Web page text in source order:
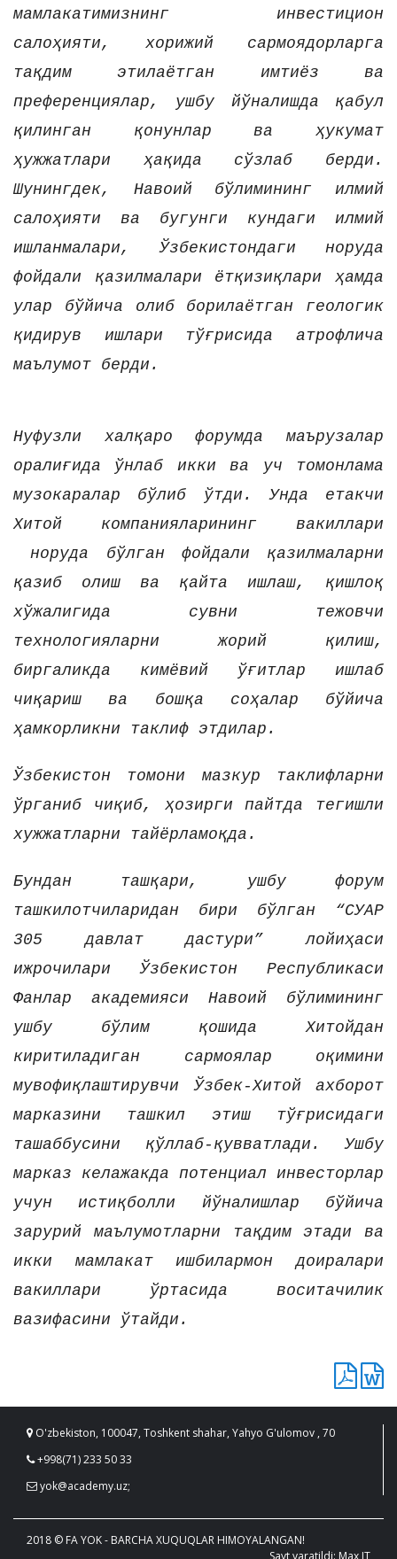
мамлакатимизнинг инвестицион
салоҳияти, хорижий сармоядорларга
тақдим этилаётган имтиёз ва
преференциялар, ушбу йўналишда қабул
қилинган қонунлар ва ҳукумат
ҳужжатлари ҳақида сўзлаб берди.
Шунингдек, Навоий бўлимининг илмий
салоҳияти ва бугунги кундаги илмий
ишланмалари, Ўзбекистондаги норуда
фойдали қазилмалари ётқизиқлари ҳамда
улар бўйича олиб борилаётган геологик
қидирув ишлари тўғрисида атрофлича
маълумот берди.
Нуфузли халқаро форумда маърузалар
оралиғида ўнлаб икки ва уч томонлама
музокаралар бўлиб ўтди. Унда етакчи
Хитой компанияларининг вакиллари
норуда бўлган фойдали қазилмаларни
қазиб олиш ва қайта ишлаш, қишлоқ
хўжалигида сувни тежовчи
технологияларни жорий қилиш,
биргаликда кимёвий ўғитлар ишлаб
чиқариш ва бошқа соҳалар бўйича
ҳамкорликни таклиф этдилар.
Ўзбекистон томони мазкур таклифларни
ўрганиб чиқиб, ҳозирги пайтда тегишли
хужжатларни тайёрламоқда.
Бундан ташқари, ушбу форум
ташкилотчиларидан бири бўлган “СУАР
305 давлат дастури” лойиҳаси
ижрочилари Ўзбекистон Республикаси
Фанлар академияси Навоий бўлимининг
ушбу бўлим қошида Хитойдан
киритиладиган сармоялар оқимини
мувофиқлаштирувчи Ўзбек-Хитой ахборот
марказини ташкил этиш тўғрисидаги
ташаббусини қўллаб-қувватлади. Ушбу
марказ келажакда потенциал инвесторлар
учун истиқболли йўналишлар бўйича
зарурий маълумотларни тақдим этади ва
икки мамлакат ишбилармон доиралари
вакиллари ўртасида воситачилик
вазифасини ўтайди.
O'zbekiston, 100047, Toshkent shahar, Yahyo G'ulomov , 70
+998(71) 233 50 33
yok@academy.uz;
2018 © FA YOK - BARCHA XUQUQLAR HIMOYALANGAN!
Sayt yaratildi: Max IT